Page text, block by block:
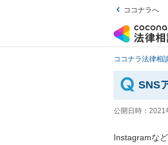
ココナラへ
ココナラ法律相
SNS
公開日時： 2021
Instagramな